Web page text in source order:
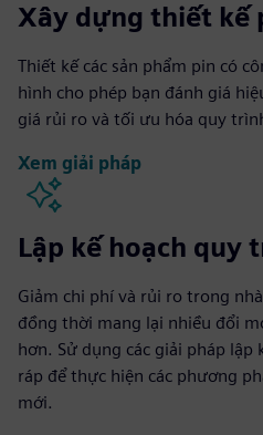
Xây dựng thiết kế
Thiết kế các sản phẩm pin có
hình cho phép bạn đánh giá
giá rủi ro và tối ưu hóa quy
Xem giải pháp
Lập kế hoạch quy
Giảm chi phí và rủi ro trong
đồng thời mang lại nhiều đổi
hơn. Sử dụng các giải pháp lập
ráp để thực hiện các phương
mới.